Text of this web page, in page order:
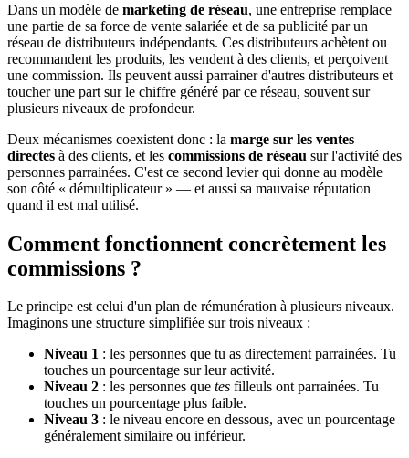
Dans un modèle de marketing de réseau, une entreprise remplace
une partie de sa force de vente salariée et de sa publicité par un
réseau de distributeurs indépendants. Ces distributeurs achètent ou
recommandent les produits, les vendent à des clients, et perçoivent
une commission. Ils peuvent aussi parrainer d'autres distributeurs et
toucher une part sur le chiffre généré par ce réseau, souvent sur
plusieurs niveaux de profondeur.
Deux mécanismes coexistent donc : la marge sur les ventes
directes à des clients, et les commissions de réseau sur l'activité des
personnes parrainées. C'est ce second levier qui donne au modèle
son côté « démultiplicateur » — et aussi sa mauvaise réputation
quand il est mal utilisé.
Comment fonctionnent concrètement les
commissions ?
Le principe est celui d'un plan de rémunération à plusieurs niveaux.
Imaginons une structure simplifiée sur trois niveaux :
Niveau 1 : les personnes que tu as directement parrainées. Tu
touches un pourcentage sur leur activité.
Niveau 2 : les personnes que tes filleuls ont parrainées. Tu
touches un pourcentage plus faible.
Niveau 3 : le niveau encore en dessous, avec un pourcentage
généralement similaire ou inférieur.